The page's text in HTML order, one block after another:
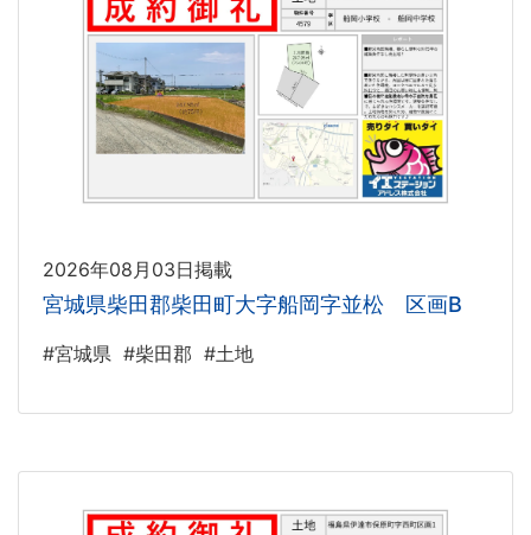
2026年08月03日掲載
宮城県柴田郡柴田町大字船岡字並松 区画B
#宮城県 #柴田郡 #土地